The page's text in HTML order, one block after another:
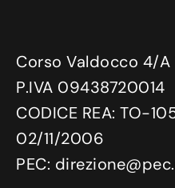
Corso Valdocco 4/A
P.IVA 09438720014
CODICE REA: TO-
02/11/2006
PEC: